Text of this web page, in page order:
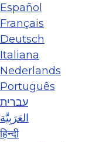
Español
Français
Deutsch
Italiana
Nederlands
Português
עברית
العَرَبِيَّة
हिन्दी